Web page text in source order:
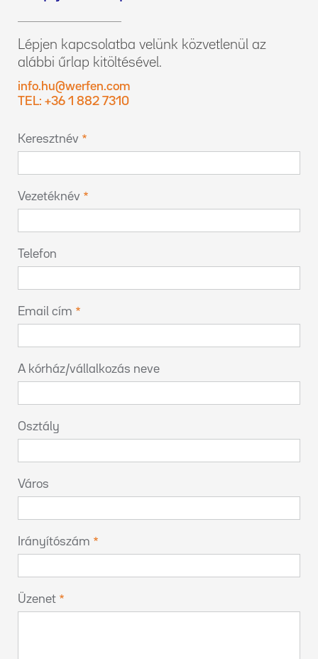
Lépjen kapcsolatba velünk közvetlenül az
alábbi űrlap kitöltésével.
info.hu@werfen.com
TEL: +36 1 882 7310
Keresztnév
Vezetéknév
Telefon
Email cím
A kórház/vállalkozás neve
Osztály
Város
Irányítószám
Üzenet